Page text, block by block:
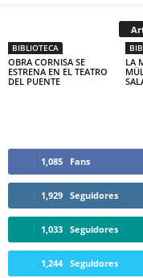
BIBLIOTECA
OBRA CORNISA SE
ESTRENA EN EL TEATRO
DEL PUENTE
LA
1,085 Fans
1,929 Seguidores
1,033 Seguidores
1,244 Seguidores